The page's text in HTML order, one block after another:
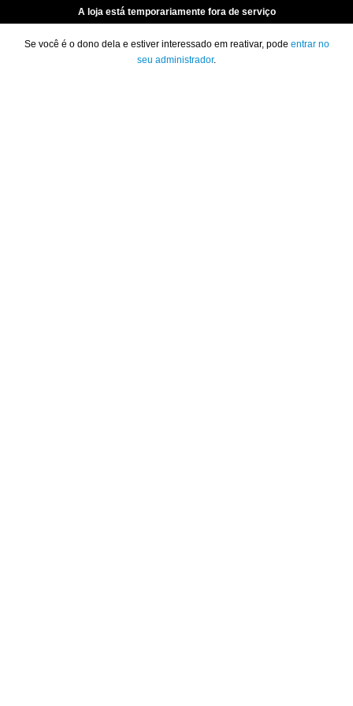
A loja está temporariamente fora de serviço
Se você é o dono dela e estiver interessado em reativar, pode entrar no
seu administrador.